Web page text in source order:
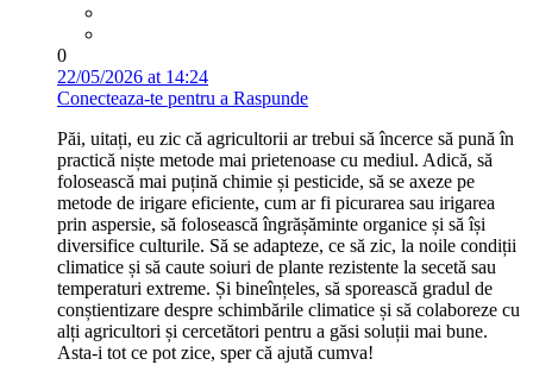
0
22/05/2026 at 14:24
Conecteaza-te pentru a Raspunde
Păi, uitați, eu zic că agricultorii ar trebui să încerce să pună în
practică niște metode mai prietenoase cu mediul. Adică, să
folosească mai puțină chimie și pesticide, să se axeze pe
metode de irigare eficiente, cum ar fi picurarea sau irigarea
prin aspersie, să folosească îngrășăminte organice și să își
diversifice culturile. Să se adapteze, ce să zic, la noile condiții
climatice și să caute soiuri de plante rezistente la secetă sau
temperaturi extreme. Și bineînțeles, să sporească gradul de
conștientizare despre schimbările climatice și să colaboreze cu
alți agricultori și cercetători pentru a găsi soluții mai bune.
Asta-i tot ce pot zice, sper că ajută cumva!